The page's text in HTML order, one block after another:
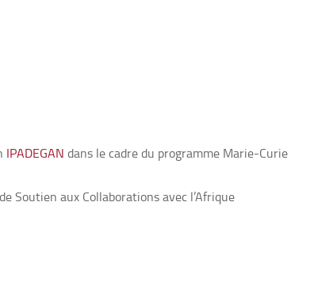
IPADEGAN dans le cadre du programme Marie-Curie
Soutien aux Collaborations avec l’Afrique